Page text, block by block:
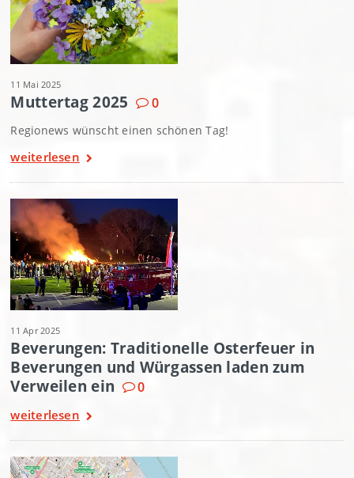
11 Mai 2025
Muttertag 2025 0
Regionews wünscht einen schönen Tag!
weiterlesen
11 Apr 2025
Beverungen: Traditionelle Osterfeuer in
Beverungen und Würgassen laden zum
Verweilen ein
0
weiterlesen